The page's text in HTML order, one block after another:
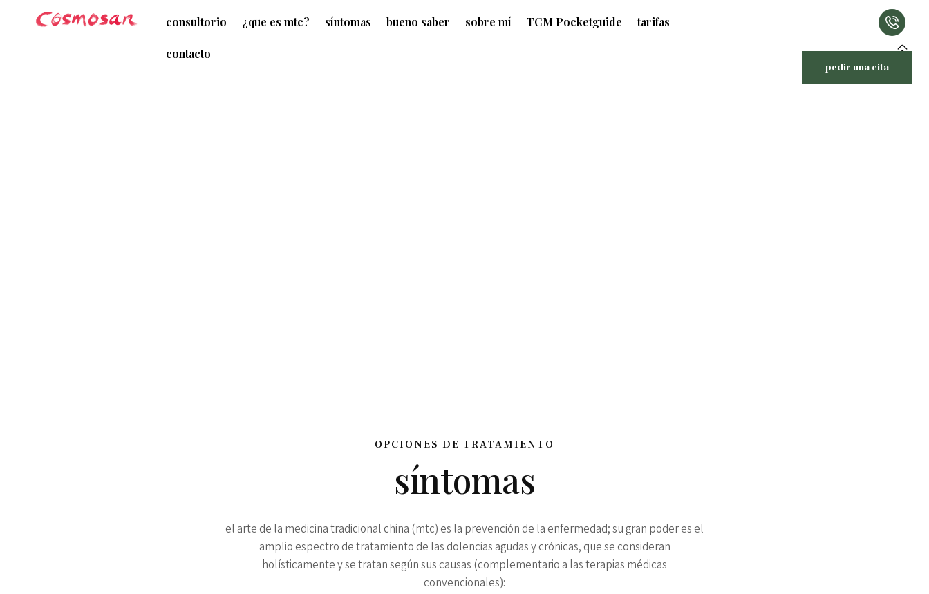
consultorio ¿que es mtc? síntomas bueno saber sobre mí TCM Pocketguide tarifas
contacto
pedir una cita
OPCIONES DE TRATAMIENTO
síntomas
el arte de la medicina tradicional china (mtc) es la prevención de la enfermedad; su gran poder es el
amplio espectro de tratamiento de las dolencias agudas y crónicas, que se consideran
holísticamente y se tratan según sus causas (complementario a las terapias médicas
convencionales):